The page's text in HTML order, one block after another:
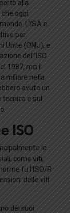
alla
che oggi
L’ISA e
per
Unite (ONU), e
dell’ISO.
1987, ma il
miliare nella
avuto un
e sul
ISO
le
come viti,
fu l’ISO/R
delle viti
dei suoi